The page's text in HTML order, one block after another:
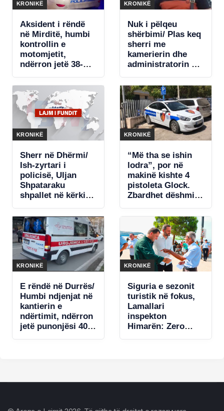
KRONIKË
Aksident i rëndë
në Mirditë, humbi
kontrollin e
motomjetit,
ndërron jetë 38-
KRONIKË
Nuk i pëlqeu
shërbimi/ Plas keq
sherri me
kamerierin dhe
administratorin e
ish-zyrtari i
policisë i kërcënoi
me jetë. Shpallet
në kërkim
KRONIKË
Sherr në Dhërmi/
Ish-zyrtari i
policisë, Uljan
Shpataraku
shpallet në kërkim.
KRONIKË
“Më tha se ishin
lodra”, por në
makinë kishte 4
pistoleta Glock.
Zbardhet dëshmia
Sarandë
KRONIKË
E rëndë në Durrës/
Humbi ndjenjat në
kantierin e
ndërtimit, ndërron
jetë punonjësi 40-
KRONIKË
Siguria e sezonit
turistik në fokus,
Lamallari
inspekton
Himarën: Zero